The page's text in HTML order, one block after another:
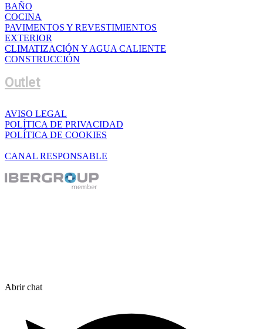
BAÑO
COCINA
PAVIMENTOS Y REVESTIMIENTOS
EXTERIOR
CLIMATIZACIÓN Y AGUA CALIENTE
CONSTRUCCIÓN
Outlet
AVISO LEGAL
POLÍTICA DE PRIVACIDAD
POLÍTICA DE COOKIES
CANAL RESPONSABLE
Abrir chat